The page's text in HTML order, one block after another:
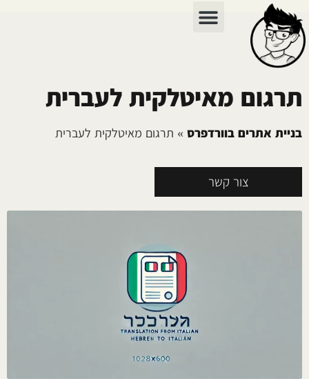
תרגום מאיטלקית לעברית
בניית אתרים בוורדפרס » תרגום מאיטלקית לעברית
צור קשר